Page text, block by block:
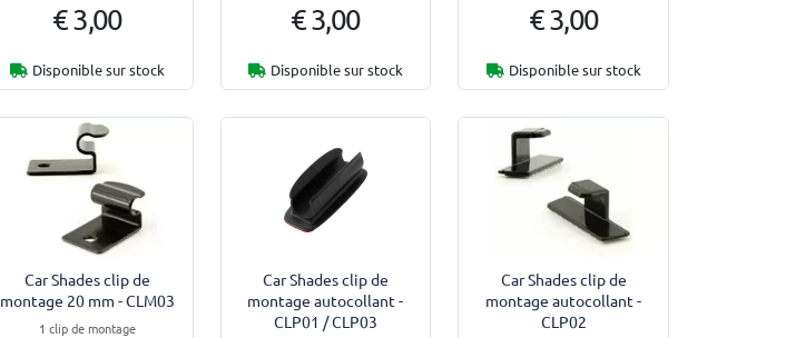
€ 3,00
Disponible sur stock
€ 3,00
Disponible sur stock
€ 3,00
Disponible sur stock
Car Shades clip de
montage 20 mm - CLM03
1 clip de montage
Car Shades clip de
montage autocollant -
CLP01 / CLP03
Car Shades clip de
montage autocollant -
CLP02